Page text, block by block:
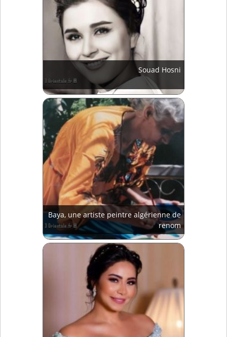
Souad Hosni
Baya, une artiste peintre algérienne de
renom